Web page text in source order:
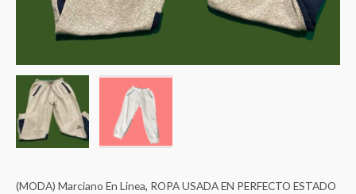
(MODA) Marciano En Linea, ROPA USADA EN PERFECTO ESTADO